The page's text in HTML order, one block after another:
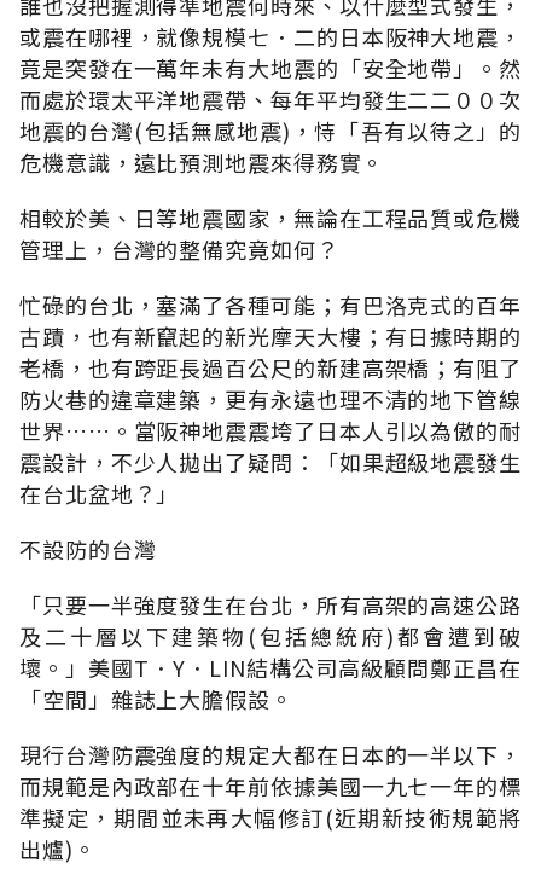
或震在哪裡，就像規模七．二的日本阪神大地震，
竟是突發在一萬年未有大地震的「安全地帶」。然
而處於環太平洋地震帶、每年平均發生二二００次
地震的台灣(包括無感地震)，恃「吾有以待之」的
危機意識，遠比預測地震來得務實。
相較於美、日等地震國家，無論在工程品質或危機
管理上，台灣的整備究竟如何？
忙碌的台北，塞滿了各種可能；有巴洛克式的百年
古蹟，也有新竄起的新光摩天大樓；有日據時期的
老橋，也有跨距長過百公尺的新建高架橋；有阻了
防火巷的違章建築，更有永遠也理不清的地下管線
世界……。當阪神地震震垮了日本人引以為傲的耐
震設計，不少人拋出了疑問：「如果超級地震發生
在台北盆地？」
不設防的台灣
「只要一半強度發生在台北，所有高架的高速公路
及二十層以下建築物(包括總統府)都會遭到破
壞。」美國T．Y．LIN結構公司高級顧問鄭正昌在
「空間」雜誌上大膽假設。
現行台灣防震強度的規定大都在日本的一半以下，
而規範是內政部在十年前依據美國一九七一年的標
準擬定，期間並未再大幅修訂(近期新技術規範將
出爐)。